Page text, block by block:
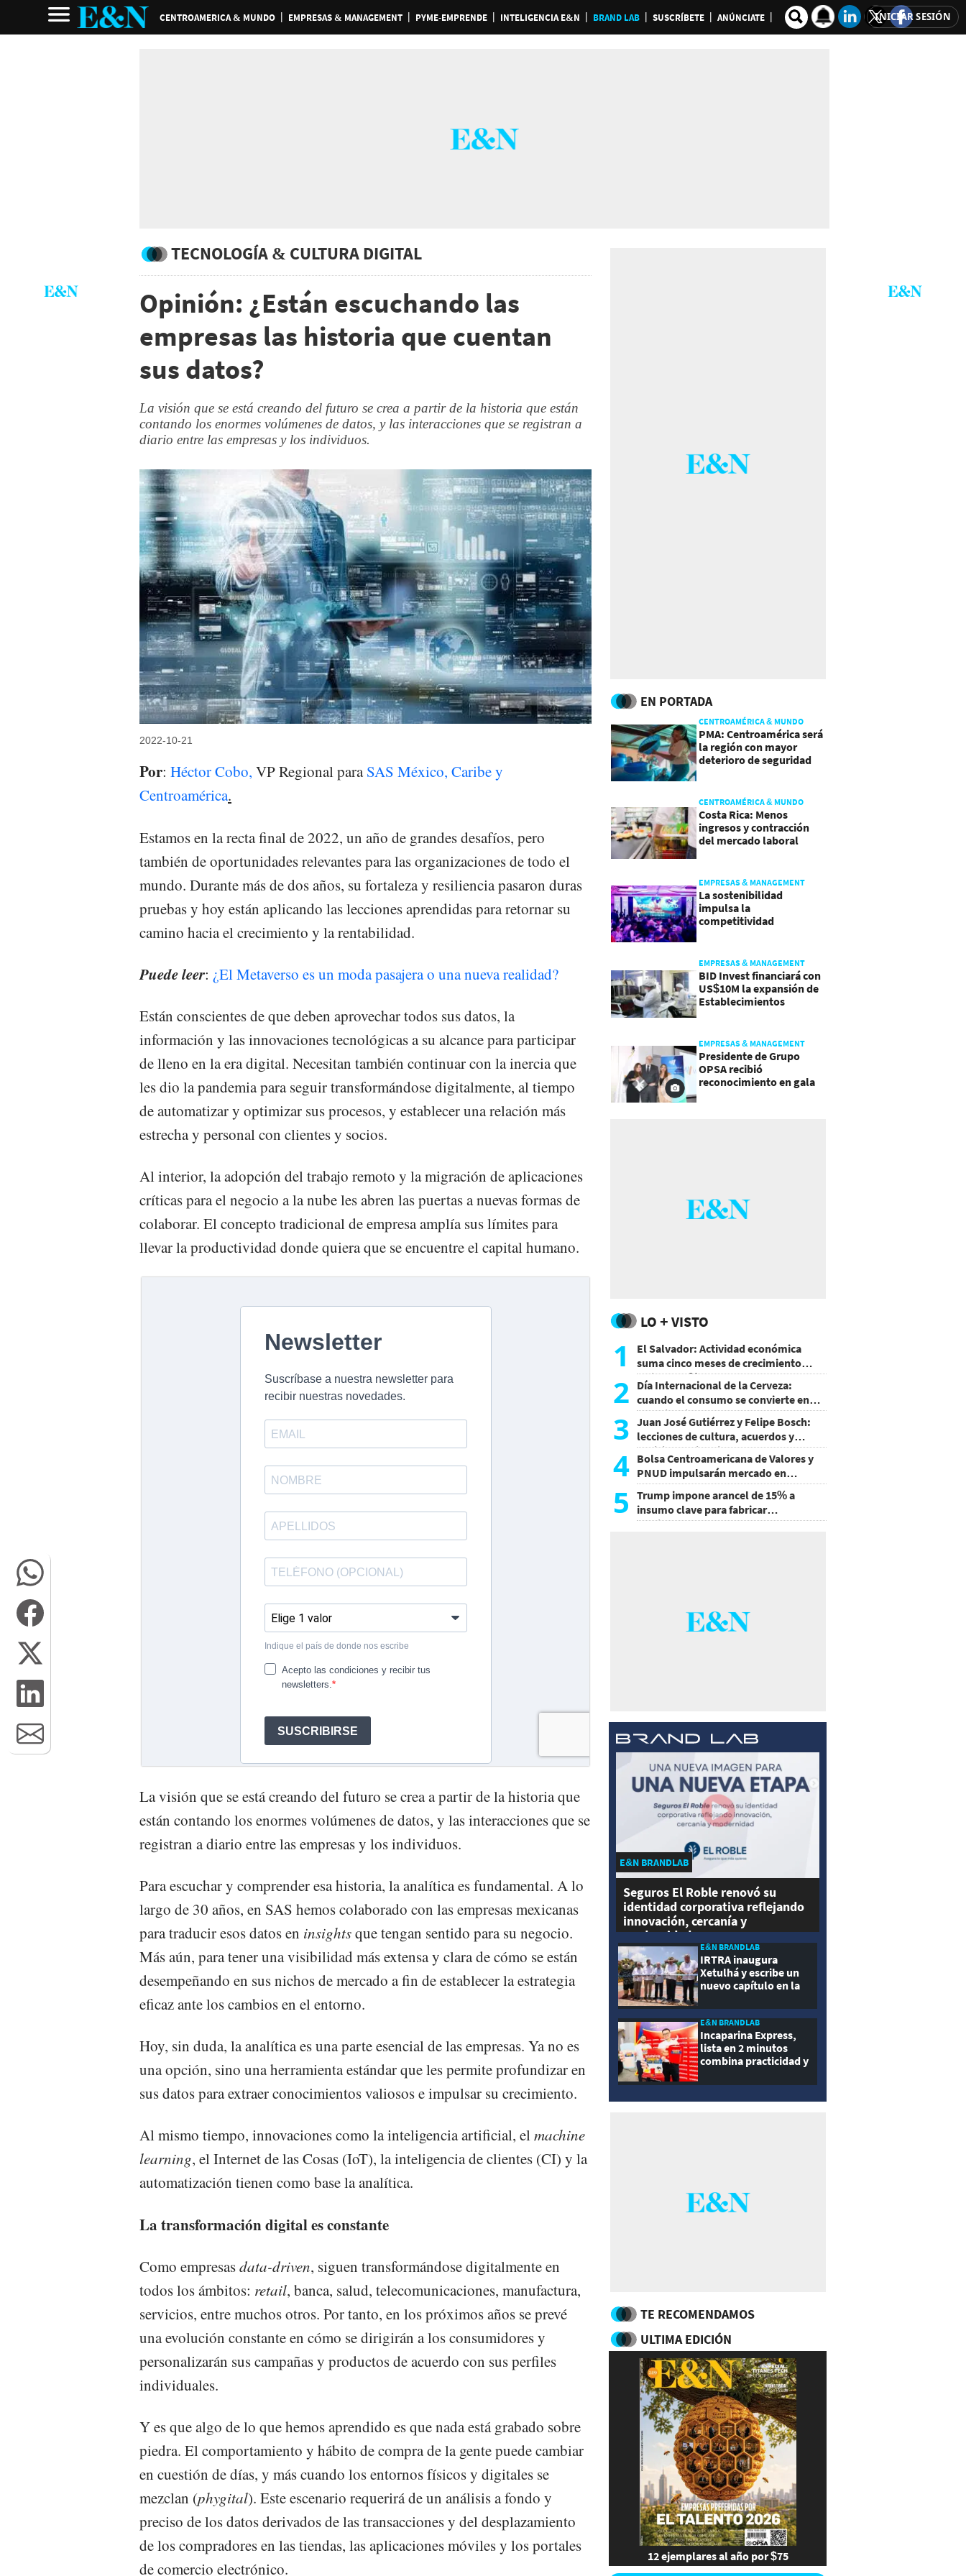
CENTROAMERICA & MUNDO EMPRESAS & MANAGEMENT PYME-EMPRENDE INTELIGENCIA E&N BRAND LAB SUSCRÍBETE ANÚNCIATE INICIAR SESIÓN
TECNOLOGÍA & CULTURA DIGITAL
Opinión: ¿Están escuchando las
empresas las historia que cuentan
sus datos?
La visión que se está creando del futuro se crea a partir de la historia que están
contando los enormes volúmenes de datos, y las interacciones que se registran a
diario entre las empresas y los individuos.
2022-10-21
Por: Héctor Cobo, VP Regional paraSAS México, Caribe y
Centroamérica.
Estamos en la recta final de 2022, un año de grandes desafíos, pero
también de oportunidades relevantes para las organizaciones de todo el
mundo. Durante más de dos años, su fortaleza y resiliencia pasaron duras
pruebas y hoy están aplicando las lecciones aprendidas para retornar su
camino hacia el crecimiento y la rentabilidad.
Puede leer: ¿El Metaverso es un moda pasajera o una nueva realidad?
Están conscientes de que deben aprovechar todos sus datos, la
información y las innovaciones tecnológicas a su alcance para participar
de lleno en la era digital. Necesitan también continuar con la inercia que
les dio la pandemia para seguir transformándose digitalmente, al tiempo
de automatizar y optimizar sus procesos, y establecer una relación más
estrecha y personal con clientes y socios.
Al interior, la adopción del trabajo remoto y la migración de aplicaciones
críticas para el negocio a la nube les abren las puertas a nuevas formas de
colaborar. El concepto tradicional de empresa amplía sus límites para
llevar la productividad donde quiera que se encuentre el capital humano.
La visión que se está creando del futuro se crea a partir de la historia que
están contando los enormes volúmenes de datos, y las interacciones que se
registran a diario entre las empresas y los individuos.
Para escuchar y comprender esa historia, la analítica es fundamental. A lo
largo de 30 años, en SAS hemos colaborado con las empresas mexicanas
para traducir esos datos en insightsque tengan sentido para su negocio.
Más aún, para tener una visibilidad más extensa y clara de cómo se están
desempeñando en sus nichos de mercado a fin de establecer la estrategia
eficaz ante los cambios en el entorno.
Hoy, sin duda, la analítica es una parte esencial de las empresas. Ya no es
una opción, sino una herramienta estándar que les permite profundizar en
sus datos para extraer conocimientos valiosos e impulsar su crecimiento.
Al mismo tiempo, innovaciones como la inteligencia artificial, elmachine
learning, el Internet de las Cosas (IoT), la inteligencia de clientes (CI) y la
automatización tienen como base la analítica.
La transformación digital es constante
Como empresasdata-driven, siguen transformándose digitalmente en
todos los ámbitos: retail, banca, salud, telecomunicaciones, manufactura,
servicios, entre muchos otros. Por tanto, en los próximos años se prevé
una evolución constante en cómo se dirigirán a los consumidores y
personalizarán sus campañas y productos de acuerdo con sus perfiles
individuales.
Y es que algo de lo que hemos aprendido es que nada está grabado sobre
piedra. El comportamiento y hábito de compra de la gente puede cambiar
en cuestión de días, y más cuando los entornos físicos y digitales se
mezclan (phygital). Este escenario requerirá de un análisis a fondo y
preciso de los datos derivados de las transacciones y del desplazamiento
de los compradores en las tiendas, las aplicaciones móviles y los portales
de comercio electrónico.
EN PORTADA
CENTROAMÉRICA & MUNDO
PMA: Centroamérica será
la región con mayor
deterioro de seguridad
CENTROAMÉRICA & MUNDO
Costa Rica: Menos
ingresos y contracción
del mercado laboral
EMPRESAS & MANAGEMENT
La sostenibilidad
impulsa la
competitividad
EMPRESAS & MANAGEMENT
BID Invest financiará con
US$10M la expansión de
Establecimientos
EMPRESAS & MANAGEMENT
Presidente de Grupo
OPSA recibió
reconocimiento en gala
LO + VISTO
1
El Salvador: Actividad económica
suma cinco meses de crecimiento
arriba de 4%
2 Día Internacional de la Cerveza:
cuando el consumo se convierte en
experiencia
3 Juan José Gutiérrez y Felipe Bosch:
lecciones de cultura, acuerdos y
decisiones sin miedo
4 Bolsa Centroamericana de Valores y
PNUD impulsarán mercado en
Honduras
5
Trump impone arancel de 15% a
insumo clave para fabricar
semiconductores y paneles
E&N BRANDLAB
Seguros El Roble renovó su
identidad corporativa reflejando
innovación, cercanía y
modernidad
E&N BRANDLAB
IRTRA inaugura
Xetulhá y escribe un
nuevo capítulo en la
recreación de
Guatemala
E&N BRANDLAB
Incaparina Express,
lista en 2 minutos
combina practicidad y
TE RECOMENDAMOS
ULTIMA EDICIÓN
12 ejemplares al año por $75